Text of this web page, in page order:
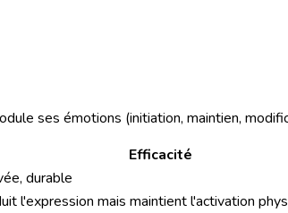
ses émotions (initiation, maintien,
Efficacité
durable
l'expression mais maintient l'activation